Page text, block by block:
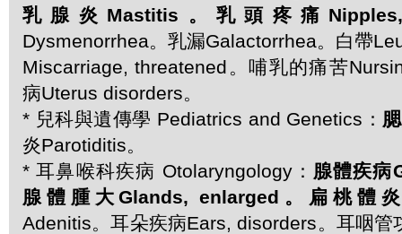
乳腺炎Mastitis。乳頭疼痛
Dysmenorrhea。乳漏Galactorrhea。白帶
Miscarriage, threatened。哺乳的痛苦
病Uterus disorders。
* 兒科與遺傳學 Pediatrics and Genetics：
炎Parotiditis。
* 耳鼻喉科疾病 Otolaryngology： 腺體疾病
腺體腫大Glands, enlarged。扁桃體
Adenitis。耳朵疾病Ears, disorders。耳咽管